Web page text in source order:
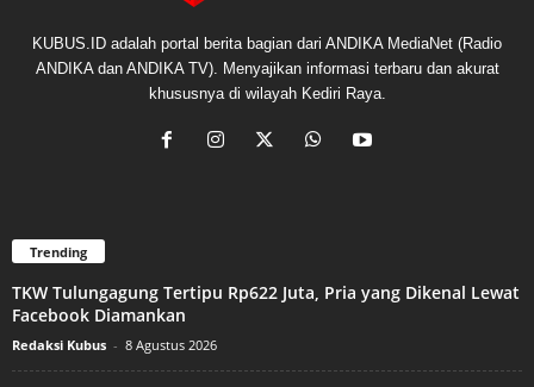
KUBUS.ID adalah portal berita bagian dari ANDIKA MediaNet (Radio
ANDIKA dan ANDIKA TV). Menyajikan informasi terbaru dan akurat
khususnya di wilayah Kediri Raya.
Trending
TKW Tulungagung Tertipu Rp622 Juta, Pria yang Dikenal Lewat
Facebook Diamankan
Redaksi Kubus - 8 Agustus 2026